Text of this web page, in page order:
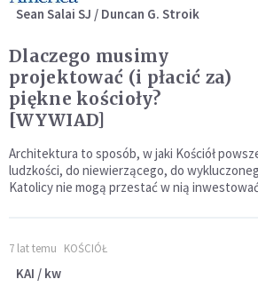
Sean Salai SJ / Duncan G. Stroik
Dlaczego musimy
projektować (i płacić za)
piękne kościoły?
[WYWIAD]
Architektura to sposób, w jaki Kościół
ludzkości, do niewierzącego, do
Katolicy nie mogą przestać w nią
7 lat temu KOŚCIÓŁ
KAI / kw